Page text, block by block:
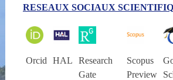
RESEAUX SOCIAUX
Orcid HAL
Research
Gate
Scopus
Preview